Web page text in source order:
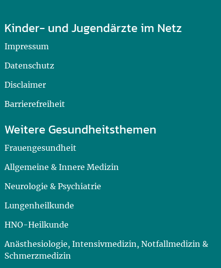
Kinder- und Jugendärzte im Netz
Impressum
Datenschutz
Disclaimer
Barrierefreiheit
Weitere Gesundheitsthemen
Frauengesundheit
Allgemeine & Innere Medizin
Neurologie & Psychiatrie
Lungenheilkunde
HNO-Heilkunde
Anästhesiologie, Intensivmedizin, Notfallmedizin &
Schmerzmedizin